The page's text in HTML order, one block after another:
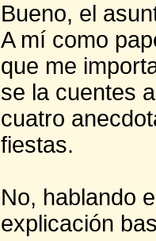
Bueno, el
A mí como
que me
se la cuentes
cuatro
fiestas.
No, hablando
explicación